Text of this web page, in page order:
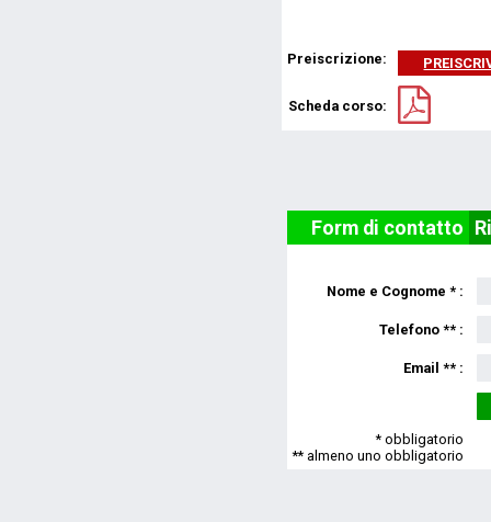
Preiscrizione:
Scheda corso:
Form di contatto
Nome e Cognome * :
Telefono ** :
Email ** :
* obbligatorio
** almeno uno obbligatorio